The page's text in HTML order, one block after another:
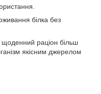
білка без
раціон більш
якісним джерелом